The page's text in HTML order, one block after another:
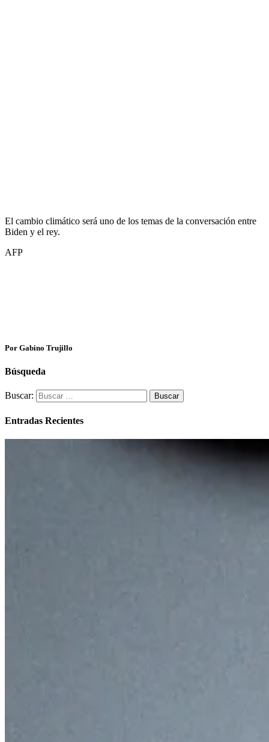
El cambio climático será uno de los temas de la conversación entre
Biden y el rey.
AFP
Por Gabino Trujillo
Búsqueda
Buscar:
Entradas Recientes